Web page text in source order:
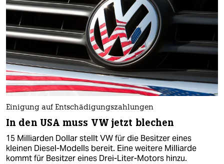
Einigung auf Entschädigungszahlungen
In den USA muss VW jetzt blechen
15 Milliarden Dollar stellt VW für die Besitzer eines
kleinen Diesel-Modells bereit. Eine weitere Milliarde
kommt für Besitzer eines Drei-Liter-Motors hinzu.